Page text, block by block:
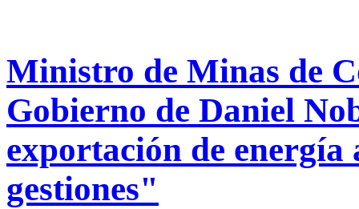
Ministro de Minas de
Gobierno de Daniel
exportación de
gestiones"